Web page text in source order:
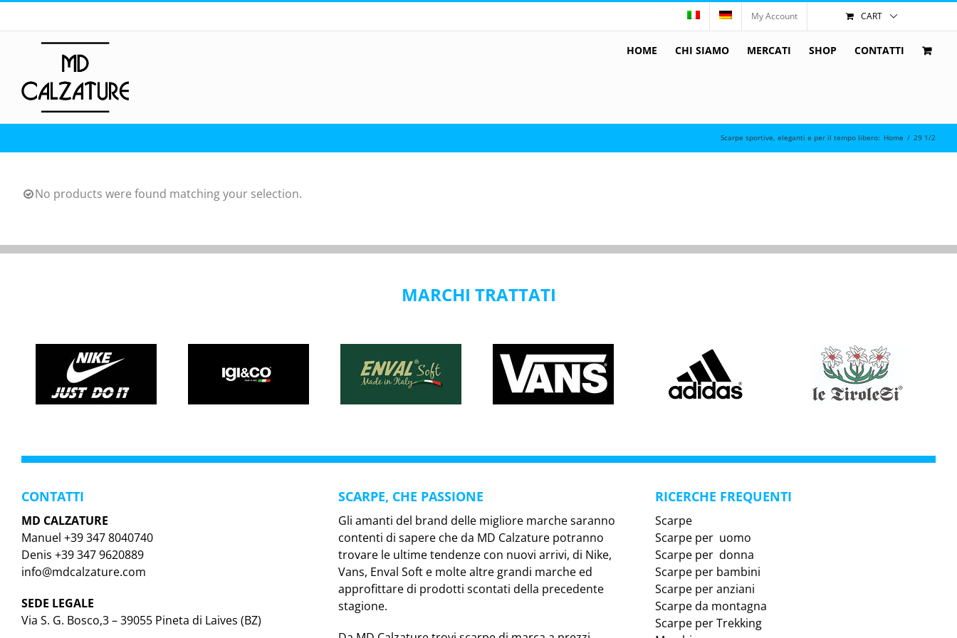
content
My Account CART
HOME CHI SIAMO MERCATI SHOP CONTATTI
Scarpe sportive, eleganti e per il tempo libero: Home / 29 1/2
No products were found matching your selection.
MARCHI TRATTATI
CONTATTI
MD CALZATURE
Manuel +39 347 8040740
Denis +39 347 9620889
info@mdcalzature.com
SEDE LEGALE
Via S. G. Bosco,3 – 39055 Pineta di Laives (BZ)
SCARPE, CHE PASSIONE
Gli amanti del brand delle migliore marche saranno
contenti di sapere che da MD Calzature potranno
trovare le ultime tendenze con nuovi arrivi, di Nike,
Vans, Enval Soft e molte altre grandi marche ed
approfittare di prodotti scontati della precedente
stagione.
RICERCHE FREQUENTI
Scarpe
Scarpe per uomo
Scarpe per donna
Scarpe per bambini
Scarpe per anziani
Scarpe da montagna
Scarpe per Trekking